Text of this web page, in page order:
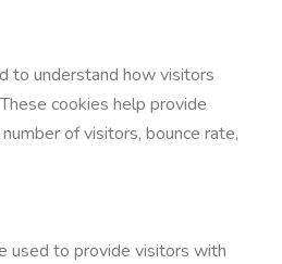
to understand how visitors
cookies help provide
of visitors, bounce rate,
used to provide visitors with